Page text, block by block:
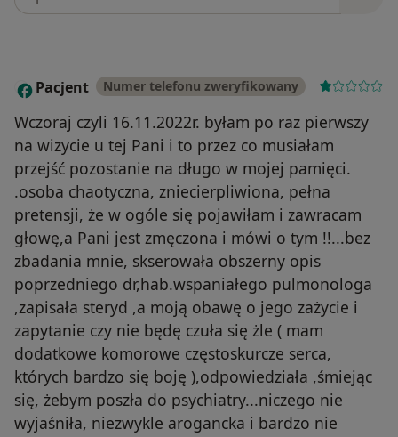
P Pacjent Numer telefonu zweryfikowany
Wczoraj czyli 16.11.2022r. byłam po raz pierwszy
na wizycie u tej Pani i to przez co musiałam
przejść pozostanie na długo w mojej pamięci.
.osoba chaotyczna, zniecierpliwiona, pełna
pretensji, że w ogóle się pojawiłam i zawracam
głowę,a Pani jest zmęczona i mówi o tym !!...bez
zbadania mnie, skserowała obszerny opis
poprzedniego dr,hab.wspaniałego pulmonologa
,zapisała steryd ,a moją obawę o jego zażycie i
zapytanie czy nie będę czuła się żle ( mam
dodatkowe komorowe częstoskurcze serca,
których bardzo się boję ),odpowiedziała ,śmiejąc
się, żebym poszła do psychiatry...niczego nie
wyjaśniła, niezwykle arogancka i bardzo nie